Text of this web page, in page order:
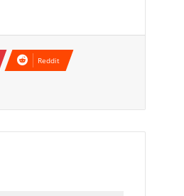
Reddit